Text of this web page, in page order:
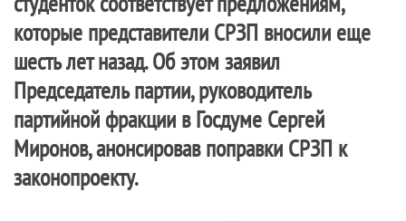
которые представители СРЗП вносили еще
шесть лет назад. Об этом заявил
Председатель партии, руководитель
партийной фракции в Госдуме Сергей
Миронов, анонсировав поправки СРЗП к
законопроекту.